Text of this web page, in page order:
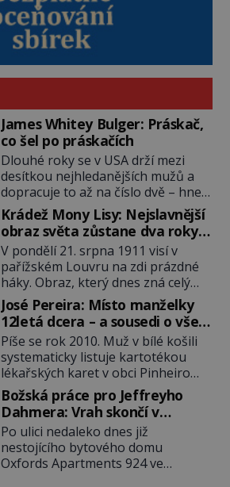
James Whitey Bulger: Práskač,
co šel po práskačích
Dlouhé roky se v USA drží mezi
desítkou nejhledanějších mužů a
dopracuje to až na číslo dvě – hned
po Usámovi bin Ládinovi (1957–
2011). To je James „Whitey“ Bulger
(1929–2018) viněný ze spoluúčasti
na 19 vraždách, vydírání a lichvy. A
samozřejmě, krom toho je ještě
drogový dealer, který neváhá
odstranit z cesty všechny práskače,
zatímco […]
Krádež Mony Lisy: Nejslavnější
obraz světa zůstane dva roky
nezvěstný
V pondělí 21. srpna 1911 visí v
pařížském Louvru na zdi prázdné
háky. Obraz, který dnes zná celý
svět, je pryč. Zpočátku si nikdo
nemyslí, že jde o krádež.
Zaměstnanci jsou přesvědčeni, že
Mona Lisa je jen v restaurátorské
dílně nebo u fotografa. Když se
ukáže pravda, propukne jeden z
největších honů na zloděje v […]
José Pereira: Místo manželky
12letá dcera – a sousedi o všem
vědí!
Píše se rok 2010. Muž v bílé košili
systematicky listuje kartotékou
lékařských karet v obci Pinheiro
ležící asi 20 kilometrů od farmy s
podivínským majitelem. Něco tu
nesedí. Ledaže… Ledaže by ta
mladá dívka z farmy byla ne
manželkou, ale dcerou – a všechny
ty děti byly zplozené v incestu. Na
Božská práce pro Jeffreyho
Dahmera: Vrah skončí v
tratolišti krve ve vězeňských
umývárnách
Po ulici nedaleko dnes již
nestojícího bytového domu
Oxfords Apartments 924 ve